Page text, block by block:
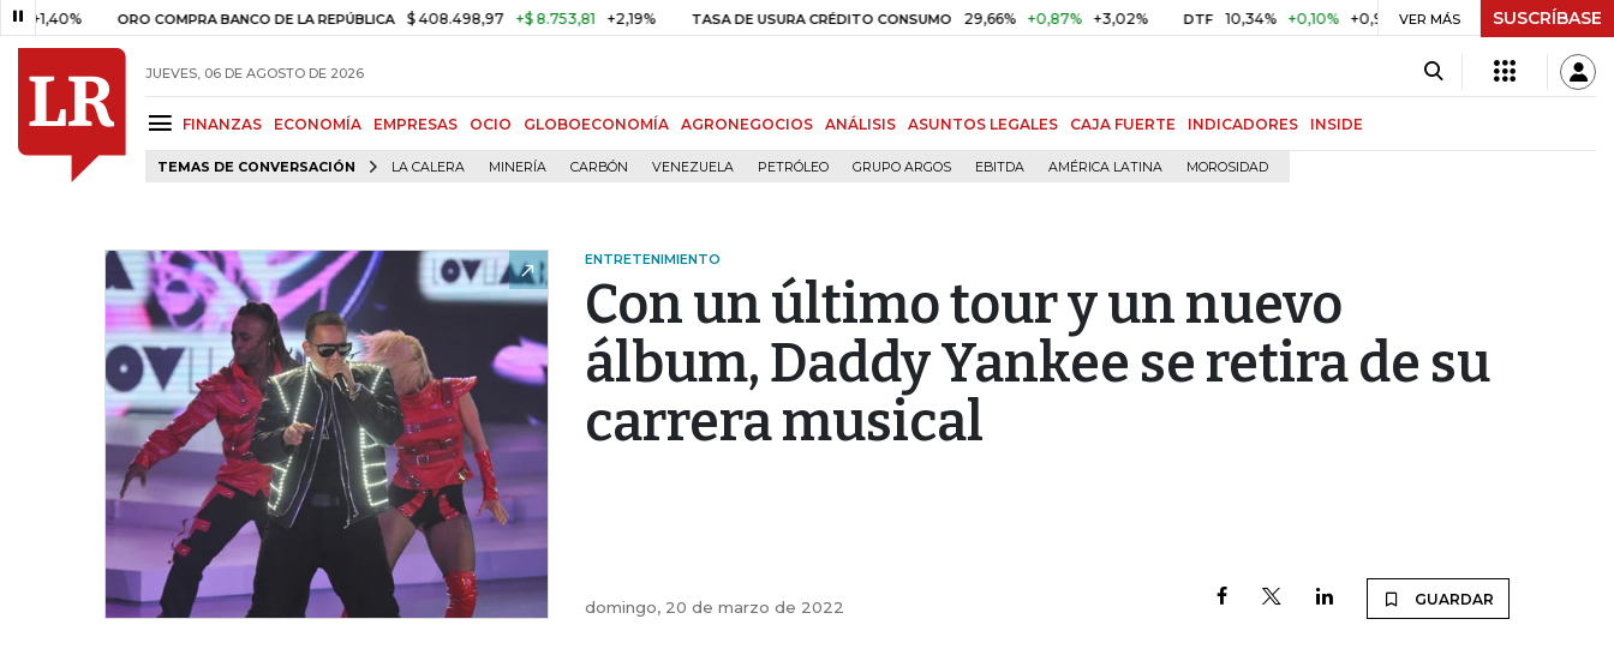
ORO COMPRA BANCO DE LA REPÚBLICA $ 408.498,97 +$ 8.753,81 +2,19% TASA DE USURA CRÉDITO CONSUMO 29,66% +0,87% +3,02% DTF 10,34% +0,10% +0,98% UVR $ 416,86 +$ 0,05 +0,01%
VER MÁS SUSCRÍBASE
JUEVES, 06 DE AGOSTO DE 2026
FINANZAS ECONOMÍA EMPRESAS OCIO GLOBOECONOMÍA AGRONEGOCIOS ANÁLISIS ASUNTOS LEGALES CAJA FUERTE INDICADORES INSIDE
TEMAS DE CONVERSACIÓN LA CALERA MINERÍA CARBÓN VENEZUELA PETRÓLEO GRUPO ARGOS EBITDA AMÉRICA LATINA MOROSIDAD
ENTRETENIMIENTO
Con un último tour y un nuevo
álbum, Daddy Yankee se retira de su
carrera musical
domingo, 20 de marzo de 2022 GUARDAR